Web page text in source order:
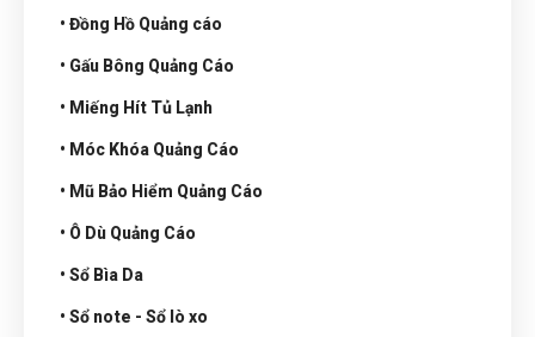
• Đồng Hồ Quảng cáo
• Gấu Bông Quảng Cáo
• Miếng Hít Tủ Lạnh
• Móc Khóa Quảng Cáo
• Mũ Bảo Hiểm Quảng Cáo
• Ô Dù Quảng Cáo
• Sổ Bìa Da
• Sổ note - Sổ lò xo